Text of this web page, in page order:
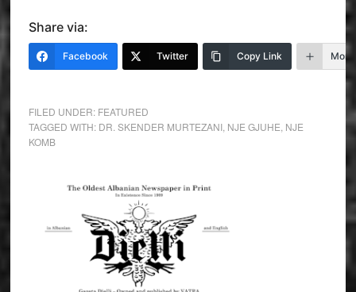
Share via:
Facebook Twitter Copy Link More
FILED UNDER: FEATURED
TAGGED WITH: DR. SKENDER MURTEZANI, NJE GJUHE NJE
KOMB